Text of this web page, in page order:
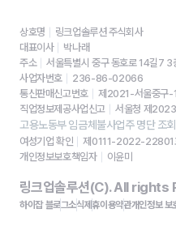
상호명
링크업솔루션 주식회사
대표이사
박나래
주소
서울특별시 중구 동호로 14길7 3
사업자번호
236-86-02066
통신판매신고번호
제2021-서울중구-
직업정보제공사업신고
서울청 제
고용노동부 임금체불사업주 명단 조회
여성기업 확인
제0111-2022-22801
개인정보보호책임자
이윤미
링크업솔루션(C). All
하이잡 블로그소식제휴이용약관개인정보 보